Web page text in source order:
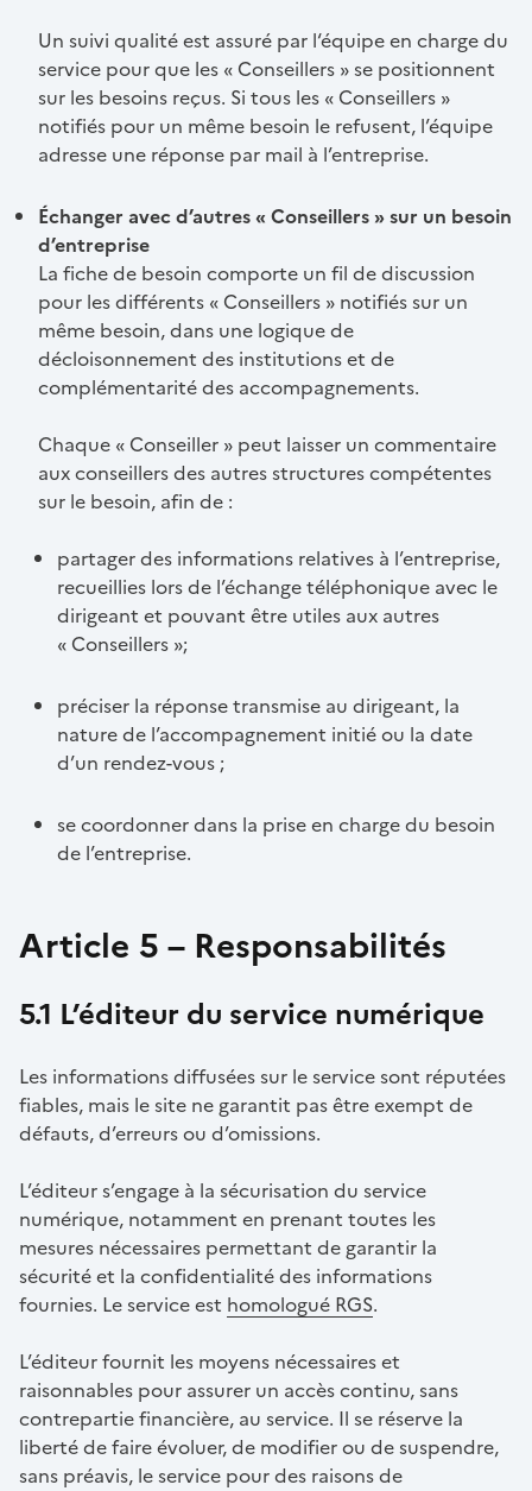
Un suivi qualité est assuré par l‘équipe en charge du
service pour que les « Conseillers » se positionnent
sur les besoins reçus. Si tous les « Conseillers »
notifiés pour un même besoin le refusent, l’équipe
adresse une réponse par mail à l’entreprise.
Échanger avec d’autres « Conseillers » sur un besoin
d’entreprise
La fiche de besoin comporte un fil de discussion
pour les différents « Conseillers » notifiés sur un
même besoin, dans une logique de
décloisonnement des institutions et de
complémentarité des accompagnements.
Chaque « Conseiller » peut laisser un commentaire
aux conseillers des autres structures compétentes
sur le besoin, afin de :
partager des informations relatives à l’entreprise,
recueillies lors de l’échange téléphonique avec le
dirigeant et pouvant être utiles aux autres
« Conseillers »;
préciser la réponse transmise au dirigeant, la
nature de l’accompagnement initié ou la date
d’un rendez-vous ;
se coordonner dans la prise en charge du besoin
de l’entreprise.
Article 5 – Responsabilités
5.1 L’éditeur du service numérique
Les informations diffusées sur le service sont réputées
fiables, mais le site ne garantit pas être exempt de
défauts, d’erreurs ou d’omissions.
L’éditeur s’engage à la sécurisation du service
numérique, notamment en prenant toutes les
mesures nécessaires permettant de garantir la
sécurité et la confidentialité des informations
fournies. Le service est homologué RGS.
L’éditeur fournit les moyens nécessaires et
raisonnables pour assurer un accès continu, sans
contrepartie financière, au service. Il se réserve la
liberté de faire évoluer, de modifier ou de suspendre,
sans préavis, le service pour des raisons de